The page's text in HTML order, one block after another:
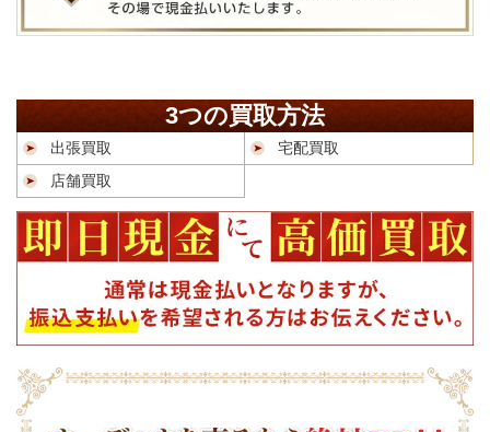
3つの買取方法
出張買取
宅配買取
店舗買取